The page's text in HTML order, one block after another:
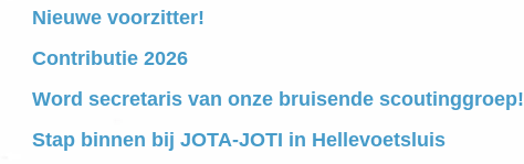
Nieuwe voorzitter!
Contributie 2026
Word secretaris van onze bruisende scoutinggroep!
Stap binnen bij JOTA-JOTI in Hellevoetsluis